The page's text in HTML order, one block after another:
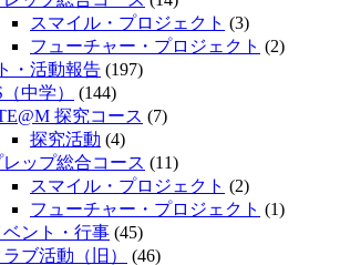
スマイル・プロジェクト (3)
フューチャー・プロジェクト (2)
・活動報告 (197)
中学）
(144)
探究コース (7)
探究活動 (4)
レップ総合コース (11)
スマイル・プロジェクト (2)
フューチャー・プロジェクト (1)
ベント・行事 (45)
ラブ活動（旧）
(46)